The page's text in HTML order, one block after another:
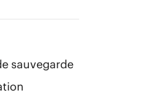
sauvegarde